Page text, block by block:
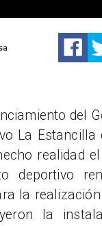
del
La Estancilla
realidad
deportivo
la
la